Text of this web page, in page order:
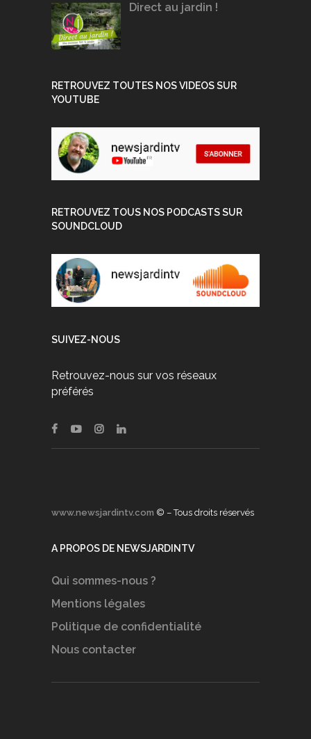
Direct au jardin !
RETROUVEZ TOUTES NOS VIDEOS SUR
YOUTUBE
RETROUVEZ TOUS NOS PODCASTS SUR
SOUNDCLOUD
SUIVEZ-NOUS
Retrouvez-nous sur vos réseaux
préférés
www.newsjardintv.com © – Tous droits réservés
A PROPOS DE NEWSJARDINTV
Qui sommes-nous ?
Mentions légales
Politique de confidentialité
Nous contacter